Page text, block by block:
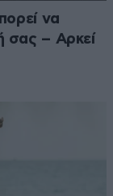
να
σας – Αρκεί